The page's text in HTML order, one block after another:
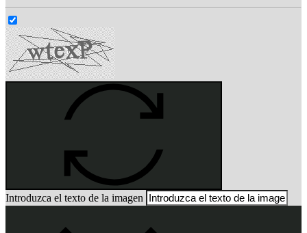
Introduzca el texto de la imagen